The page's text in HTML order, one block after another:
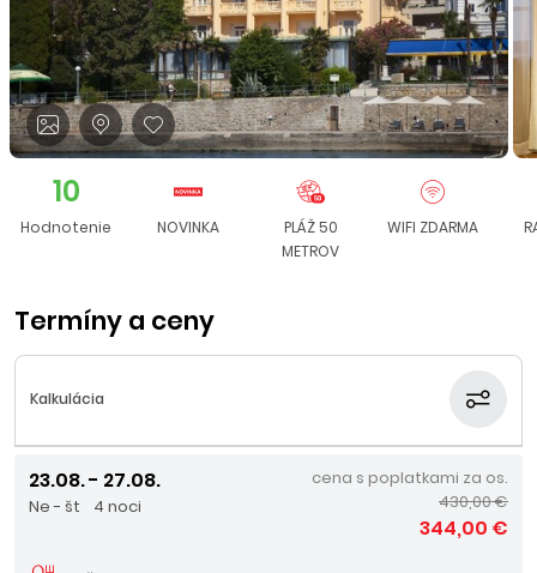
10
Hodnotenie NOVINKA
PLÁŽ 50
METROV
WIFI ZDARMA
Termíny a ceny
Kalkulácia
23.08. - 27.08.
Ne - št 4 noci
cena s poplatkami za os.
430,00 €
344,00 €